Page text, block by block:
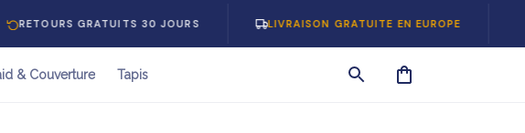
GRATUITS 30 JOURS LIVRAISON GRATUITE EN EUROPE
& Couverture Tapis